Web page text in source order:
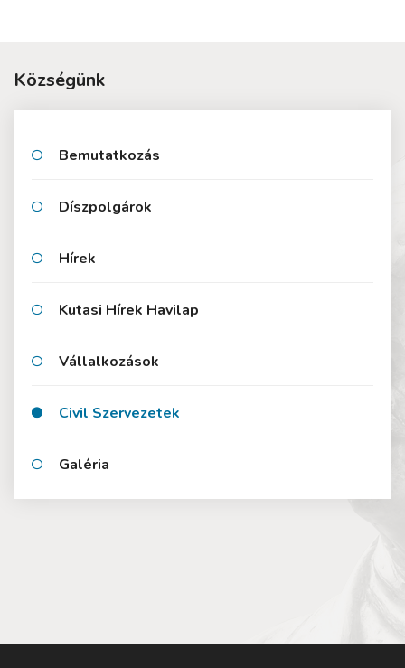
Községünk
Bemutatkozás
Díszpolgárok
Hírek
Kutasi Hírek Havilap
Vállalkozások
Civil Szervezetek
Galéria